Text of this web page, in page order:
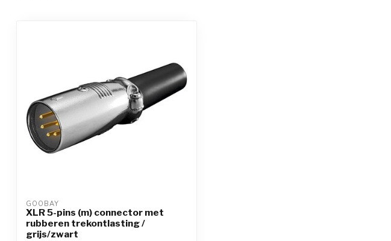
GOOBAY
XLR 5-pins (m) connector met
rubberen trekontlasting /
grijs/zwart